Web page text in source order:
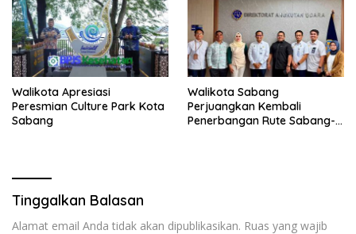
Walikota Apresiasi
Peresmian Culture Park Kota
Sabang
Walikota Sabang
Perjuangkan Kembali
Penerbangan Rute Sabang-
Tinggalkan Balasan
Alamat email Anda tidak akan dipublikasikan. Ruas yang wajib